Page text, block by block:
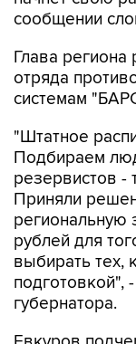
Глава региона
системам
"Штатное
резервистов -
Приняли
региональную
рублей для
выбирать тех,
подготовкой",
губернатора.
Евкуров